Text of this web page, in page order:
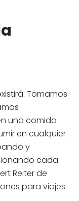
Tomamos
una comida
en cualquier
y
cada
Reiter de
para viajes